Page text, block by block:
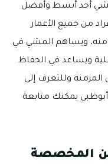
أحد أبسط وأفضل
من جميع الأعمار
منه، ويساهم المشي في
ويساعد في الحفاظ
وللتعرف إلى
يمكنك متابعة
المخصصة